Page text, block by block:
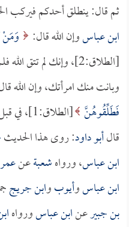
ثم قال: ينطلق أحدكم فيركب
ابن عباسوإن الله قال:
وَمَنْ
[الطلاق:2]، وإنك لم
وبانت منك امرأتك، وإن الله
فَطَلِّقُوهُنَّ [الطلاق:1]، في قبل عدتهن ).
قالأبو داود: روى هذا الحديث
ابن عباس، ورواهشعبةعن
ابن عباسوأيوبوابن جريج
بن جبيرعنابن عباسورواه